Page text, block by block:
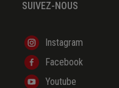
SUIVEZ-NOUS
Instagram
Facebook
Youtube